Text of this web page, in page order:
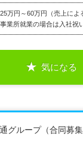
万円～60万円（売上によ
業所就業の場合は入社祝
気になる
グループ（合同募集